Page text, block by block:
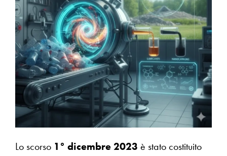
Lo scorso1° dicembre 2023 è stato costituito